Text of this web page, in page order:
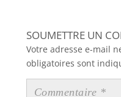
SOUMETTRE UN
Votre adresse e-mail
obligatoires sont